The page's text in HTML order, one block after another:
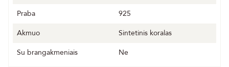
Praba
925
Akmuo
Sintetinis koralas
Su brangakmeniais
Ne